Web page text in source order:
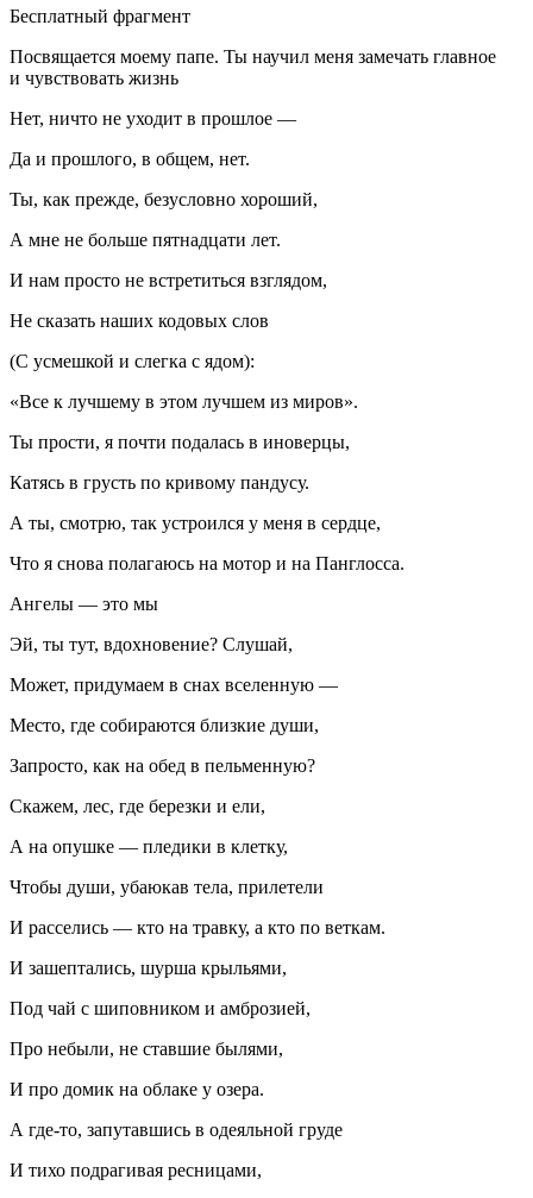
Бесплатный фрагмент
Посвящается моему папе. Ты научил меня замечать главное
и чувствовать жизнь
Нет, ничто не уходит в прошлое —
Да и прошлого, в общем, нет.
Ты, как прежде, безусловно хороший,
А мне не больше пятнадцати лет.
И нам просто не встретиться взглядом,
Не сказать наших кодовых слов
(С усмешкой и слегка с ядом):
«Все к лучшему в этом лучшем из миров».
Ты прости, я почти подалась в иноверцы,
Катясь в грусть по кривому пандусу.
А ты, смотрю, так устроился у меня в сердце,
Что я снова полагаюсь на мотор и на Панглосса.
Ангелы — это мы
Эй, ты тут, вдохновение? Слушай,
Может, придумаем в снах вселенную —
Место, где собираются близкие души,
Запросто, как на обед в пельменную?
Скажем, лес, где березки и ели,
А на опушке — пледики в клетку,
Чтобы души, убаюкав тела, прилетели
И расселись — кто на травку, а кто по веткам.
И зашептались, шурша крыльями,
Под чай с шиповником и амброзией,
Про небыли, не ставшие былями,
И про домик на облаке у озера.
А где-то, запутавшись в одеяльной груде
И тихо подрагивая ресницами,